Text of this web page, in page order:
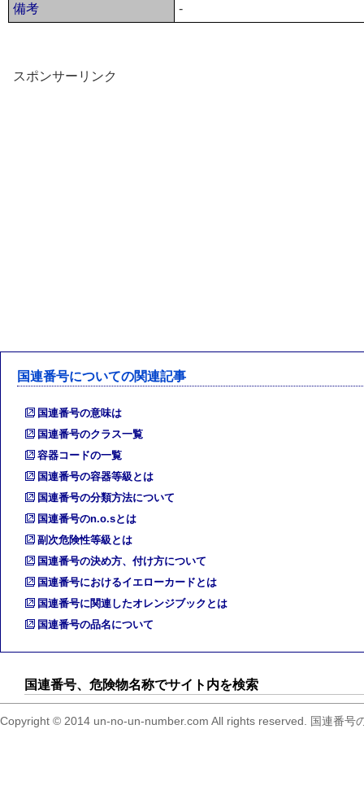
備考
-
スポンサーリンク
国連番号についての関連記事
国連番号の意味は
国連番号のクラス一覧
容器コードの一覧
国連番号の容器等級とは
国連番号の分類方法について
国連番号のn.o.sとは
副次危険性等級とは
国連番号の決め方、付け方について
国連番号におけるイエローカードとは
国連番号に関連したオレンジブックとは
国連番号の品名について
国連番号、危険物名称でサイト内を検索
Copyright © 2014 un-no-un-number.com All rights reserved. 国連番号